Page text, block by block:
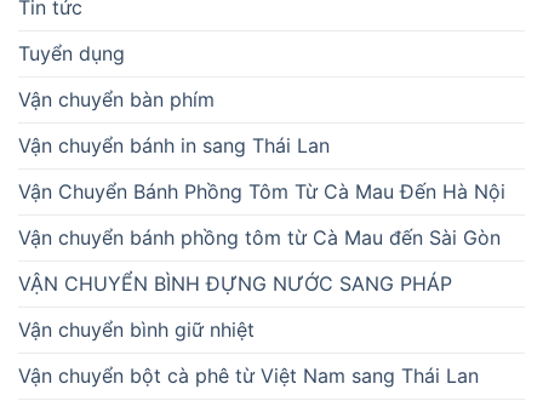
Tin tức
Tuyển dụng
Vận chuyển bàn phím
Vận chuyển bánh in sang Thái Lan
Vận Chuyển Bánh Phồng Tôm Từ Cà Mau Đến Hà Nội
Vận chuyển bánh phồng tôm từ Cà Mau đến Sài Gòn
VẬN CHUYỂN BÌNH ĐỰNG NƯỚC SANG PHÁP
Vận chuyển bình giữ nhiệt
Vận chuyển bột cà phê từ Việt Nam sang Thái Lan